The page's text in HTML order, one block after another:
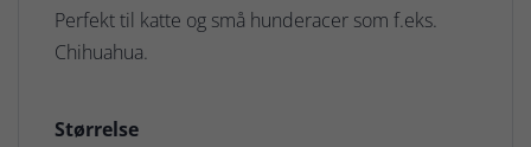
Perfekt til katte og små hunderacer som f.eks.
Chihuahua.
Størrelse